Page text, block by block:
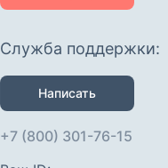
Служба поддержки:
Написать
+7 (800) 301-76-15